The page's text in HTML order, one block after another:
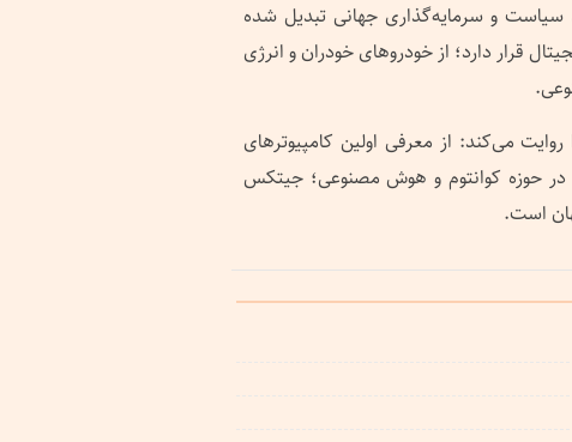
سیاست و سرمایه‌گذاری جهانی تبدیل شده
قرار دارد؛ از خودروهای خودران و انرژی
را روایت می‌کند: از معرفی اولین کامپیوترهای
در حوزه کوانتوم و هوش مصنوعی؛ جیتکس
است.